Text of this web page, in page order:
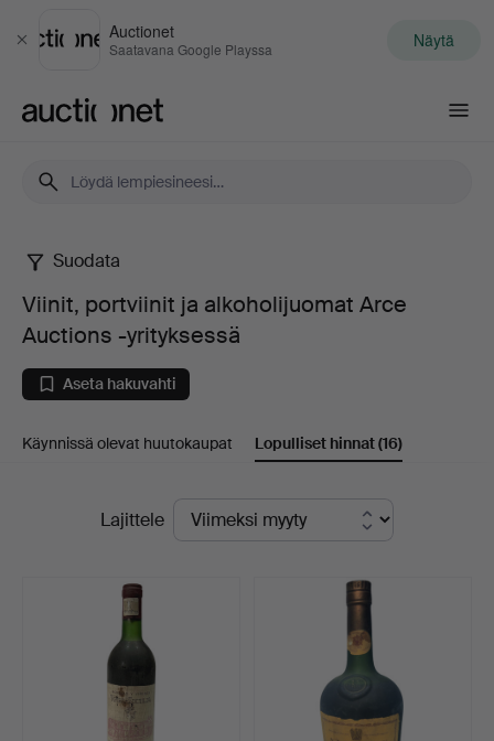
Sulje
Auctionet
Saatavana Google Playssa Näytä
Viinit,
portviinit
ja
alkoholijuomat
Auctions
yrityksessä
Suodata
Viinit, portviinit ja alkoholijuomat Arce
Auctions -yrityksessä
Aseta hakuvahti
Käynnissä olevat huutokaupat Lopulliset hinnat(16)
LopullisetLajittele